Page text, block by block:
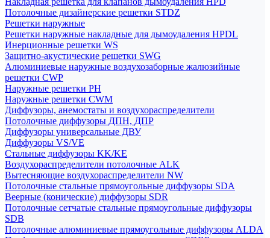
Потолочные дизайнерские решетки STDZ
Решетки наружные
Решетки наружные накладные для дымоудаления HPDL
Инерционные решетки WS
Защитно-акустические решетки SWG
Алюминиевые наружные воздухозаборные жалюзийные
решетки CWP
Наружные решетки РН
Наружные решетки CWM
Диффузоры, анемостаты и воздухораспределители
Потолочные диффузоры ДПН, ДПР
Диффузоры универсальные ДВУ
Диффузоры VS/VE
Стальные диффузоры KK/KE
Воздухораспределители потолочные ALK
Вытесняющие воздухораспределители NW
Потолочные стальные прямоугольные диффузоры SDA
Веерные (конические) диффузоры SDR
Потолочные сетчатые стальные прямоугольные диффузоры
SDB
Потолочные алюминиевые прямоугольные диффузоры ALDA